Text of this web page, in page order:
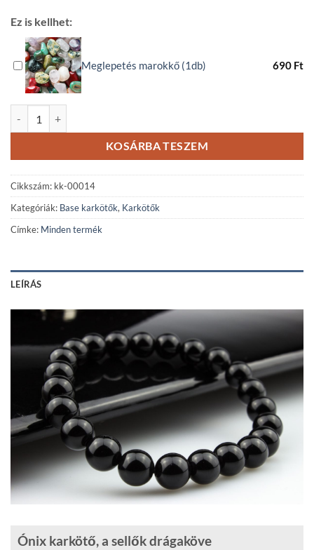
Ez is kellhet:
Meglepetés marokkő (1db) 690 Ft
KOSÁRBA TESZEM
Cikkszám: kk-00014
Kategóriák: Base karkötők, Karkötők
Címke: Minden termék
LEÍRÁS
Ónix karkötő, a sellők drágaköve